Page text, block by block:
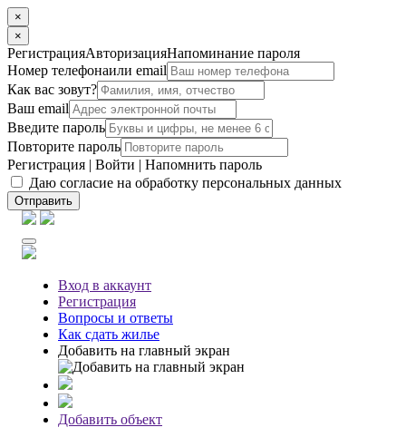
×
×
РегистрацияАвторизацияНапоминание пароля
Номер телефонаили email
Как вас зовут?
Ваш email
Введите пароль
Повторите пароль
Регистрация | Войти | Напомнить пароль
Даю согласие на обработку персональных данных
Отправить
Вход в аккаунт
Регистрация
Вопросы и ответы
Как сдать жилье
Добавить на главный экран
Добавить объект